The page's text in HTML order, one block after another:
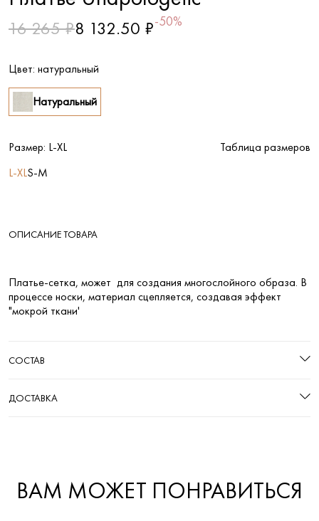
16 265 ₽8 132.50 ₽-50%
Цвет: натуральный
Натуральный
Размер: L-XL
Таблица размеров
L-XLS-M
ОПИСАНИЕ ТОВАРА
Платье-сетка, может для создания многослойного образа. В
процессе носки, материал сцепляется, создавая эффект
"мокрой ткани'
СОСТАВ
ДОСТАВКА
ВАМ МОЖЕТ ПОНРАВИТЬСЯ